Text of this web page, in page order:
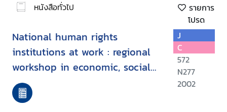
หนังสือทั่วไป
รายการ
โปรด
National human rights
institutions at work : regional
workshop in economic, social
and cultural rights, Manila
Philippines, November 5-11,
J
C
572
N277
2002